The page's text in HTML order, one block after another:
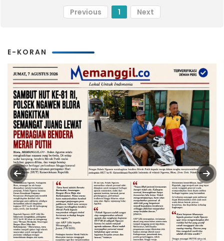
Previous 1 Next
E-KORAN